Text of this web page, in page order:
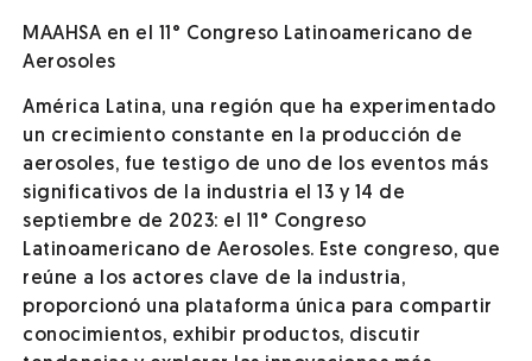
MAAHSA en el 11° Congreso Latinoamericano de
Aerosoles
América Latina, una región que ha experimentado
un crecimiento constante en la producción de
aerosoles, fue testigo de uno de los eventos más
significativos de la industria el 13 y 14 de
septiembre de 2023: el 11° Congreso
Latinoamericano de Aerosoles. Este congreso, que
reúne a los actores clave de la industria,
proporcionó una plataforma única para compartir
conocimientos, exhibir productos, discutir